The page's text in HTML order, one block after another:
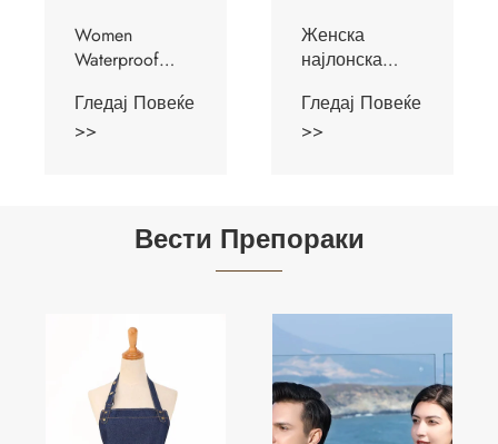
Women
Waterproof
Гледај Повеќе
>>
Женска
најлонска
Гледај Повеќе
>>
Вести Препораки